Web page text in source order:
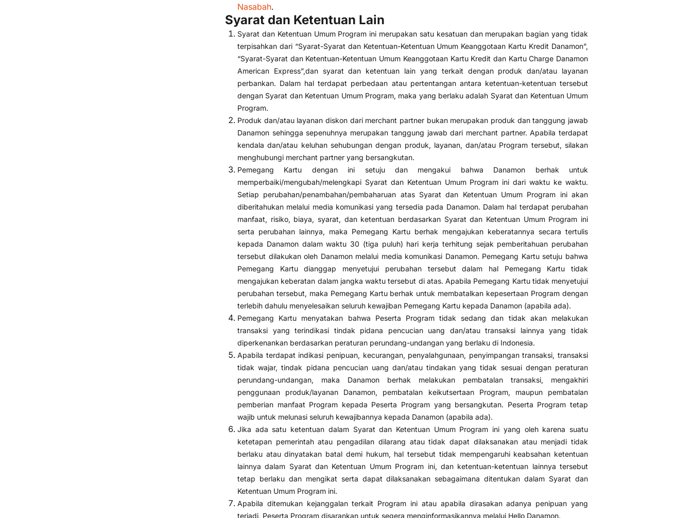
Nasabah.
Syarat dan Ketentuan Lain
Syarat dan Ketentuan Umum Program ini merupakan satu kesatuan dan merupakan bagian yang tidak
terpisahkan dari “Syarat-Syarat dan Ketentuan-Ketentuan Umum Keanggotaan Kartu Kredit Danamon”,
“Syarat-Syarat dan Ketentuan-Ketentuan Umum Keanggotaan Kartu Kredit dan Kartu Charge Danamon
American Express”,dan syarat dan ketentuan lain yang terkait dengan produk dan/atau layanan
perbankan. Dalam hal terdapat perbedaan atau pertentangan antara ketentuan-ketentuan tersebut
dengan Syarat dan Ketentuan Umum Program, maka yang berlaku adalah Syarat dan Ketentuan Umum
Program.
Produk dan/atau layanan diskon dari merchant partner bukan merupakan produk dan tanggung jawab
Danamon sehingga sepenuhnya merupakan tanggung jawab dari merchant partner. Apabila terdapat
kendala dan/atau keluhan sehubungan dengan produk, layanan, dan/atau Program tersebut, silakan
menghubungi merchant partner yang bersangkutan.
Pemegang Kartu dengan ini setuju dan mengakui bahwa Danamon berhak untuk
memperbaiki/mengubah/melengkapi Syarat dan Ketentuan Umum Program ini dari waktu ke waktu.
Setiap perubahan/penambahan/pembaharuan atas Syarat dan Ketentuan Umum Program ini akan
diberitahukan melalui media komunikasi yang tersedia pada Danamon. Dalam hal terdapat perubahan
manfaat, risiko, biaya, syarat, dan ketentuan berdasarkan Syarat dan Ketentuan Umum Program ini
serta perubahan lainnya, maka Pemegang Kartu berhak mengajukan keberatannya secara tertulis
kepada Danamon dalam waktu 30 (tiga puluh) hari kerja terhitung sejak pemberitahuan perubahan
tersebut dilakukan oleh Danamon melalui media komunikasi Danamon. Pemegang Kartu setuju bahwa
Pemegang Kartu dianggap menyetujui perubahan tersebut dalam hal Pemegang Kartu tidak
mengajukan keberatan dalam jangka waktu tersebut di atas. Apabila Pemegang Kartu tidak menyetujui
perubahan tersebut, maka Pemegang Kartu berhak untuk membatalkan kepesertaan Program dengan
terlebih dahulu menyelesaikan seluruh kewajiban Pemegang Kartu kepada Danamon (apabila ada).
Pemegang Kartu menyatakan bahwa Peserta Program tidak sedang dan tidak akan melakukan
transaksi yang terindikasi tindak pidana pencucian uang dan/atau transaksi lainnya yang tidak
diperkenankan berdasarkan peraturan perundang-undangan yang berlaku di Indonesia.
Apabila terdapat indikasi penipuan, kecurangan, penyalahgunaan, penyimpangan transaksi, transaksi
tidak wajar, tindak pidana pencucian uang dan/atau tindakan yang tidak sesuai dengan peraturan
perundang-undangan, maka Danamon berhak melakukan pembatalan transaksi, mengakhiri
penggunaan produk/layanan Danamon, pembatalan keikutsertaan Program, maupun pembatalan
pemberian manfaat Program kepada Peserta Program yang bersangkutan. Peserta Program tetap
wajib untuk melunasi seluruh kewajibannya kepada Danamon (apabila ada).
Jika ada satu ketentuan dalam Syarat dan Ketentuan Umum Program ini yang oleh karena suatu
ketetapan pemerintah atau pengadilan dilarang atau tidak dapat dilaksanakan atau menjadi tidak
berlaku atau dinyatakan batal demi hukum, hal tersebut tidak mempengaruhi keabsahan ketentuan
lainnya dalam Syarat dan Ketentuan Umum Program ini, dan ketentuan-ketentuan lainnya tersebut
tetap berlaku dan mengikat serta dapat dilaksanakan sebagaimana ditentukan dalam Syarat dan
Ketentuan Umum Program ini.
Apabila ditemukan kejanggalan terkait Program ini atau apabila dirasakan adanya penipuan yang
terjadi, Peserta Program disarankan untuk segera menginformasikannya melalui Hello Danamon.